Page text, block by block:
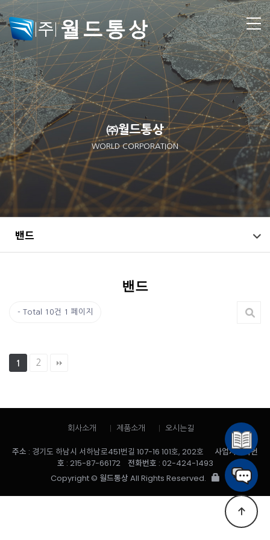
㈜월드통상
WORLD CORPORATION
밴드
밴드
Total 10건 1 페이지
1 2
회사소개 제품소개 오시는길
주소 : 경기도 하남시 서하남로451번길 107-16 101호, 202호
사업자등록번
호 : 215-87-66172 전화번호 : 02-424-1493
Copyright © 월드통상 All Rights Reserved.